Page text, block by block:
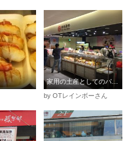
家用の土産としてのパン、翌日でももっちりとおいしかった
by OTレインボーさん